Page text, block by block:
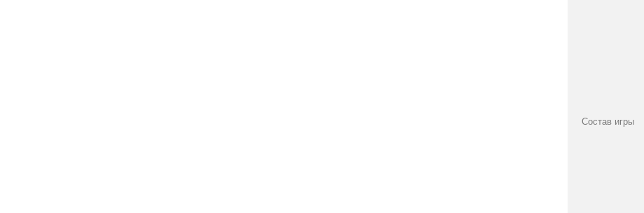
Состав игры